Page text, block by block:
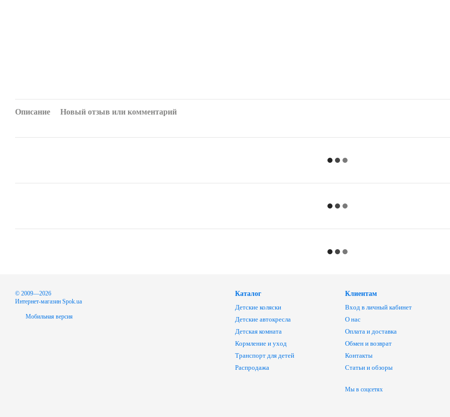
Описание Новый отзыв или комментарий
© 2009—2026
Интернет-магазин Spok.ua
Мобильная версия
Каталог
Детские коляски
Детские автокресла
Детская комната
Кормление и уход
Транспорт для детей
Распродажа
Клиентам
Вход в личный кабинет
О нас
Оплата и доставка
Обмен и возврат
Контакты
Статьи и обзоры
Мы в соцсетях